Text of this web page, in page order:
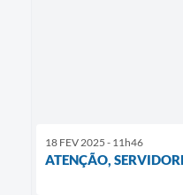
18 FEV 2025 - 11h46
ATENÇÃO,